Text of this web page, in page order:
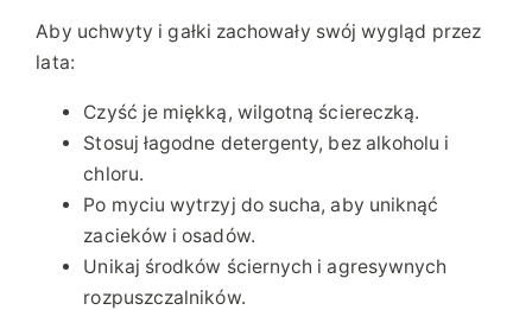
Aby uchwyty i gałki zachowały swój wygląd przez
lata:
Czyść je miękką, wilgotną ściereczką.
Stosuj łagodne detergenty, bez alkoholu i
chloru.
Po myciu wytrzyj do sucha, aby uniknąć
zacieków i osadów.
Unikaj środków ściernych i agresywnych
rozpuszczalników.